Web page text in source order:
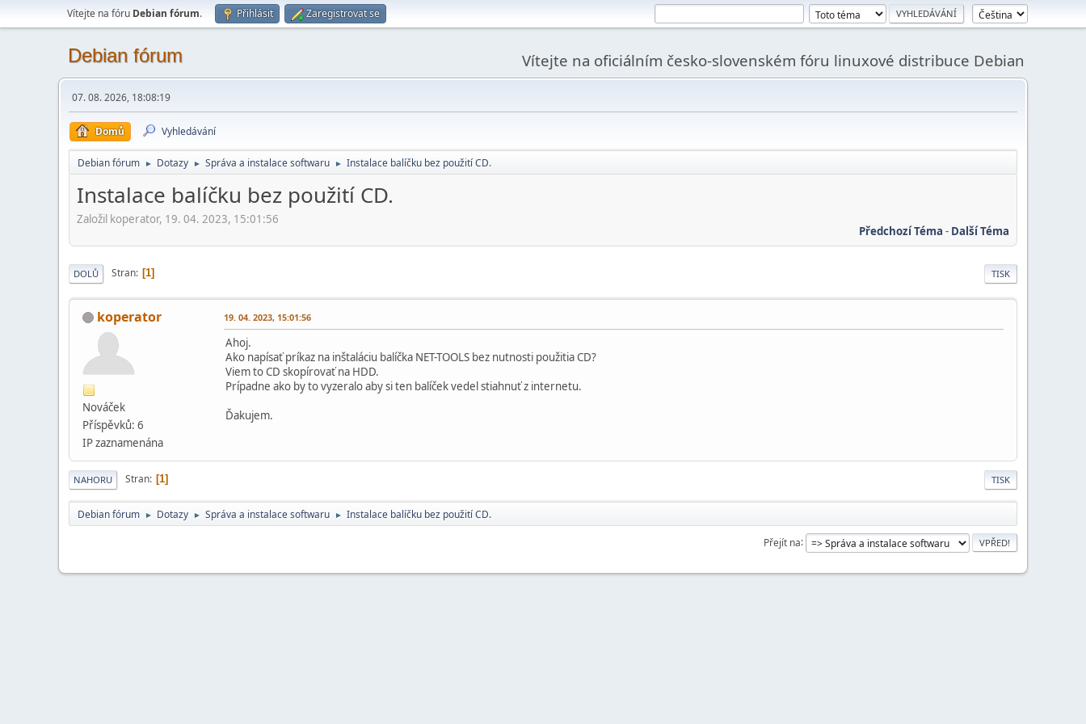
Vítejte na fóru Debian fórum. Přihlásit Zaregistrovat se
Debian fórum Vítejte na oficiálním česko-slovenském fóru linuxové distribuce Debian
07. 08. 2026, 18:08:19
Domů Vyhledávání
Debian fórum ► Dotazy ► Správa a instalace softwaru ► Instalace balíčku bez použití CD.
Instalace balíčku bez použití CD.
Založil koperator, 19. 04. 2023, 15:01:56
Předchozí Téma - Další Téma
TISK
DOLŮ Stran 1
koperator
Nováček
Příspěvků: 6
IP zaznamenána
19. 04. 2023, 15:01:56
Ahoj.
Ako napísať príkaz na inštaláciu balíčka NET-TOOLS bez nutnosti použitia CD?
Viem to CD skopírovať na HDD.
Prípadne ako by to vyzeralo aby si ten balíček vedel stiahnuť z internetu.
Ďakujem.
TISK
NAHORU Stran 1
Debian fórum ► Dotazy ► Správa a instalace softwaru ► Instalace balíčku bez použití CD.
Přejít na